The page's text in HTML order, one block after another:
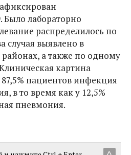
Было лабораторно
распределилось по
случая выявлено в
а также по одному
картина
пациентов инфекция
в то время как у 12,5%
пневмония.